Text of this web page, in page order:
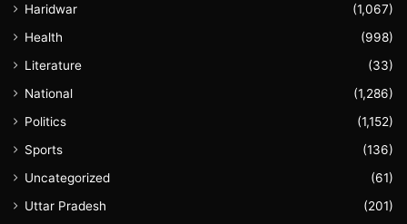
Haridwar
(1,067)
Health
(998)
Literature
(33)
National
(1,286)
Politics
(1,152)
Sports
(136)
Uncategorized
(61)
Uttar Pradesh
(201)